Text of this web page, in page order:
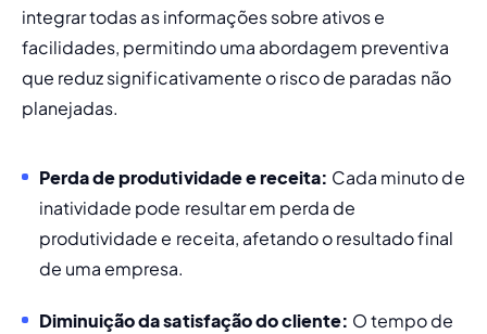
integrar todas as informações sobre ativos e
facilidades, permitindo uma abordagem preventiva
que reduz significativamente o risco de paradas não
planejadas.
Perda de produtividade e receita: Cada minuto de
inatividade pode resultar em perda de
produtividade e receita, afetando o resultado final
de uma empresa.
Diminuição da satisfação do cliente: O tempo de